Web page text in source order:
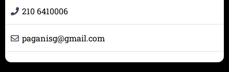
210 6410006
paganisg@gmail.com